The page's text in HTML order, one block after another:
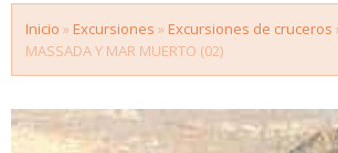
Inicio » Excursiones » Excursiones de cruceros
MASSADA Y MAR MUERTO (02)